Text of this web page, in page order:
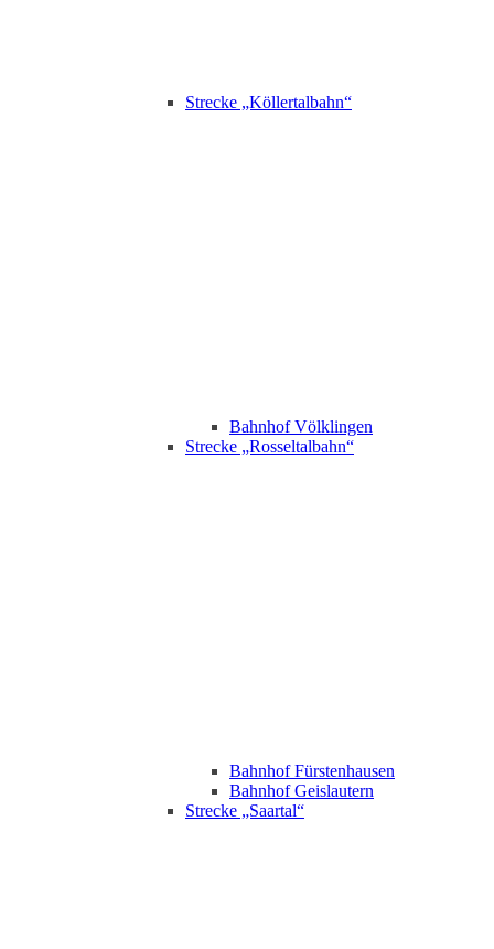
Strecke „Köllertalbahn“
Bahnhof Völklingen
Strecke „Rosseltalbahn“
Bahnhof Fürstenhausen
Bahnhof Geislautern
Strecke „Saartal“